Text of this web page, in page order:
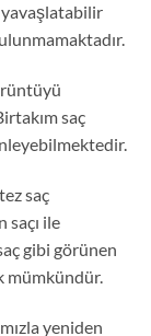
saç
saç
saçı ile
gibi görünen
mümkündür.
yeniden